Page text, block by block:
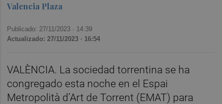
Valencia Plaza
Publicado: 27/11/2023 · 14:39
Actualizado: 27/11/2023 · 16:54
VALÈNCIA. La sociedad torrentina se ha
congregado esta noche en el Espai
Metropolità d’Art de Torrent (EMAT) para